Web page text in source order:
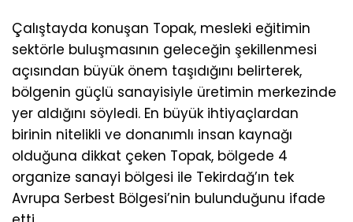
Çalıştayda konuşan Topak, mesleki eğitimin
sektörle buluşmasının geleceğin şekillenmesi
açısından büyük önem taşıdığını belirterek,
bölgenin güçlü sanayisiyle üretimin merkezinde
yer aldığını söyledi. En büyük ihtiyaçlardan
birinin nitelikli ve donanımlı insan kaynağı
olduğuna dikkat çeken Topak, bölgede 4
organize sanayi bölgesi ile Tekirdağ’ın tek
Avrupa Serbest Bölgesi’nin bulunduğunu ifade